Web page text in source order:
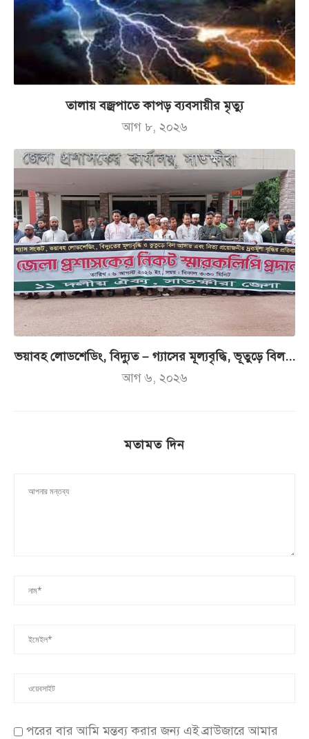
তালায় বজ্রপাতে কাপড় ব্যবসায়ীর মৃত্যু
আগ ৮, ২০২৬
ভয়াবহ লোডশেডিং, বিদ্যুত – গ্যাসের মূল্যবৃদ্ধি, ভূতুড়ে বিল...
আগ ৬, ২০২৬
মতামত দিন
পরের বার আমি মন্তব্য করার জন্য এই ব্রাউজারে আমার